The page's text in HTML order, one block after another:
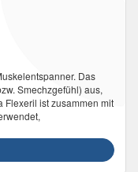
Das
Smechzgefühl) aus,
Flexeril ist zusammen mit